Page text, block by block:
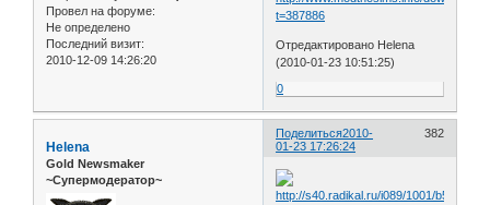
Провел на форуме:
Не определено
Последний визит:
2010-12-09 14:26:20
t=387886
Отредактировано Helena
(2010-01-23 10:51:25)
0
Поделиться 382
2010-
01-23 17:26:24
Helena
Gold Newsmaker
~Супермодератор~